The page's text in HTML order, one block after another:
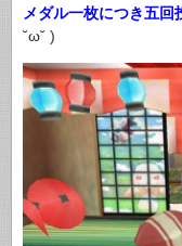
メダル一枚につき五回
˘ω˘ )